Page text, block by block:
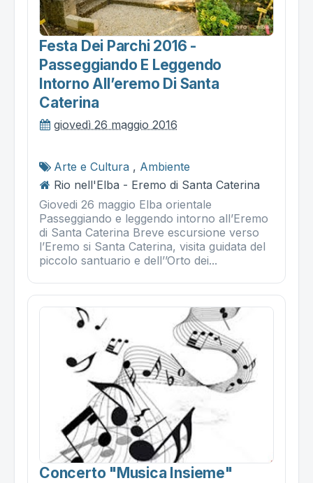
Festa Dei Parchi 2016 -
Passeggiando E Leggendo
Intorno All’eremo Di Santa
Caterina
giovedì 26 maggio 2016
Arte e Cultura , Ambiente
Rio nell'Elba - Eremo di Santa Caterina
Giovedi 26 maggio Elba orientale
Passeggiando e leggendo intorno all’Eremo
di Santa Caterina Breve escursione verso
l’Eremo si Santa Caterina, visita guidata del
piccolo santuario e dell’’Orto dei...
Concerto "musica Insieme"